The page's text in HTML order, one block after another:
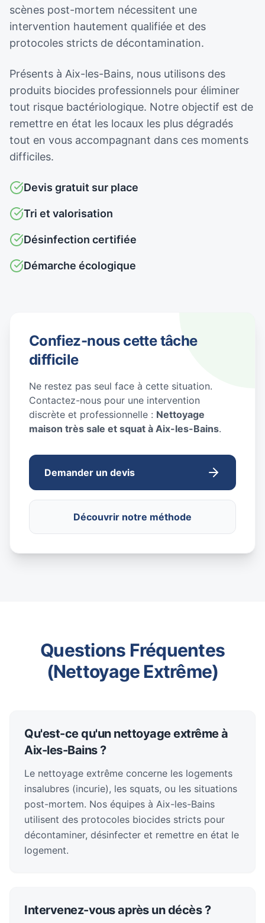
scènes post-mortem nécessitent une
intervention hautement qualifiée et des
protocoles stricts de décontamination.
Présents à Aix-les-Bains, nous utilisons des
produits biocides professionnels pour éliminer
tout risque bactériologique. Notre objectif est de
remettre en état les locaux les plus dégradés
tout en vous accompagnant dans ces moments
difficiles.
Devis gratuit sur place
Tri et valorisation
Désinfection certifiée
Démarche écologique
Confiez-nous cette tâche
difficile
Ne restez pas seul face à cette situation.
Contactez-nous pour une intervention
discrète et professionnelle : Nettoyage
maison très sale et squat à Aix-les-Bains.
Demander un devis
Découvrir notre méthode
Questions Fréquentes
(Nettoyage Extrême)
Qu'est-ce qu'un nettoyage extrême à
Aix-les-Bains ?
Le nettoyage extrême concerne les logements
insalubres (incurie), les squats, ou les situations
post-mortem. Nos équipes à Aix-les-Bains
utilisent des protocoles biocides stricts pour
décontaminer, désinfecter et remettre en état le
logement.
Intervenez-vous après un décès ?